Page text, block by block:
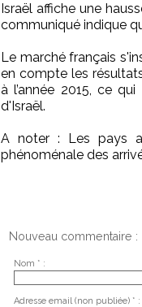
Israël affiche une
communiqué indique
Le marché français
en compte les
à l’année 2015, ce
d'Israël.
A noter : Les pays
phénoménale des
Nouveau commentaire :
Nom * :
Adresse email (non publiée) * :